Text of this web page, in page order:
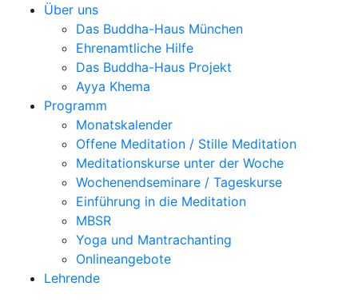
Über uns
Das Buddha-Haus München
Ehrenamtliche Hilfe
Das Buddha-Haus Projekt
Ayya Khema
Programm
Monatskalender
Offene Meditation / Stille Meditation
Meditationskurse unter der Woche
Wochenendseminare / Tageskurse
Einführung in die Meditation
MBSR
Yoga und Mantrachanting
Onlineangebote
Lehrende